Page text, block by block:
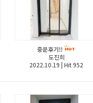
중문후기!!
도진희
2022.10.19 | Hit 952